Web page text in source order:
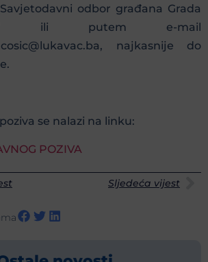
odbor građana Grada
“ ili putem e-mail
najkasnije do
se nalazi na linku:
POZIVA
Sljedeća vijest